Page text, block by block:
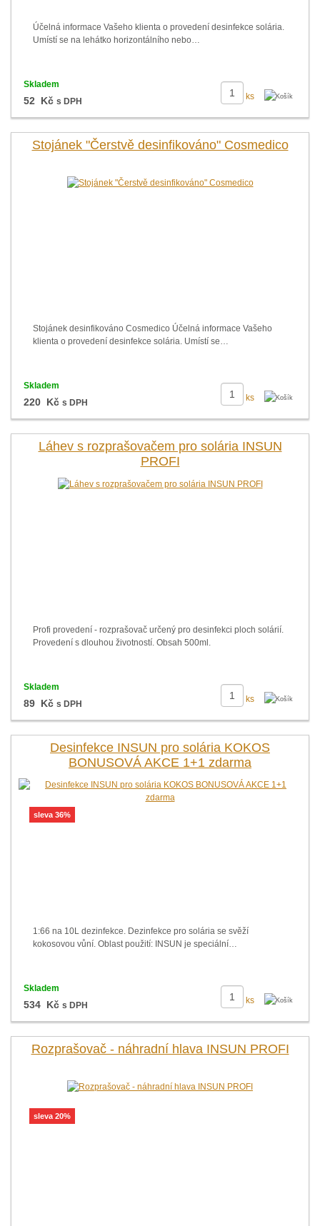
Účelná informace Vašeho klienta o provedení desinfekce solária.
Umístí se na lehátko horizontálního nebo…
ks
Skladem
52 Kč s DPH
Stojánek "Čerstvě desinfikováno" Cosmedico
Stojánek desinfikováno Cosmedico Účelná informace Vašeho
klienta o provedení desinfekce solária. Umístí se…
ks
Skladem
220 Kč s DPH
Láhev s rozprašovačem pro solária INSUN
PROFI
Profi provedení - rozprašovač určený pro desinfekci ploch solárií.
Provedení s dlouhou životností. Obsah 500ml.
ks
Skladem
89 Kč s DPH
Desinfekce INSUN pro solária KOKOS
BONUSOVÁ AKCE 1+1 zdarma
sleva 36%
1:66 na 10L dezinfekce. Dezinfekce pro solária se svěží
kokosovou vůní. Oblast použití: INSUN je speciální…
ks
Skladem
534 Kč s DPH
Rozprašovač - náhradní hlava INSUN PROFI
sleva 20%